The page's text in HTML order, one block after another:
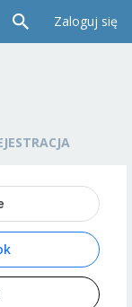
Zaloguj się